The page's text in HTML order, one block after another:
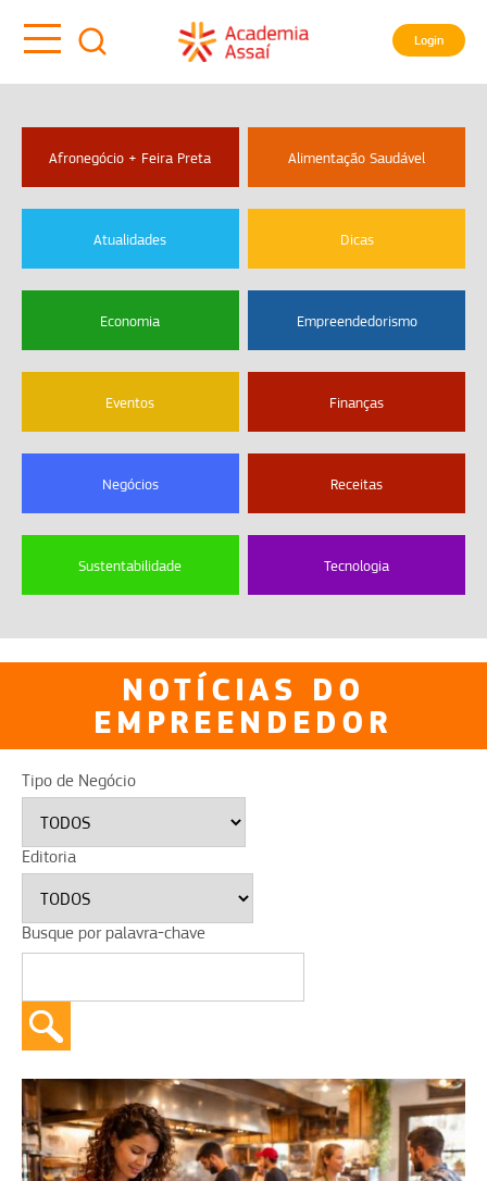
Login
Afronegócio + Feira Preta Alimentação Saudável
Atualidades Dicas
Economia Empreendedorismo
Eventos Finanças
Negócios Receitas
Sustentabilidade Tecnologia
NOTÍCIAS DO
EMPREENDEDOR
Tipo de Negócio
Editoria
Busque por palavra-chave